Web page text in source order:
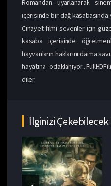
Romandan uyarlanarak
içerisinde bir dağ kasabasında
Cinayet filmi sevenler için
kasaba içerisinde
hayvanların haklarını daima
hayatına
diler.
İlginizi